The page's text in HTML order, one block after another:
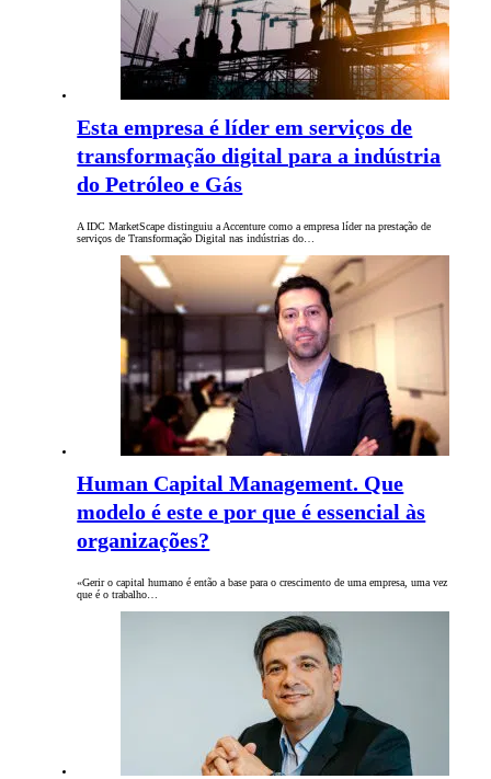
Esta empresa é líder em serviços de
transformação digital para a indústria
do Petróleo e Gás
A IDC MarketScape distinguiu a Accenture como a empresa líder na prestação de
serviços de Transformação Digital nas indústrias do…
Human Capital Management. Que
modelo é este e por que é essencial às
organizações?
«Gerir o capital humano é então a base para o crescimento de uma empresa, uma vez
que é o trabalho…